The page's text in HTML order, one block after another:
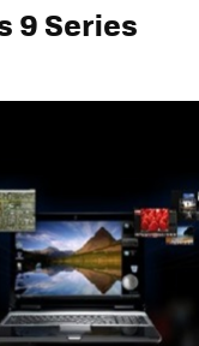
9 Series